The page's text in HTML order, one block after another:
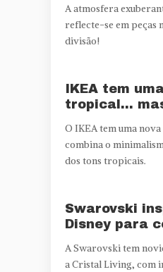
A atmosfera
reflecte-se em peças
divisão!
IKEA tem
tropical…
O IKEA tem uma
combina o
dos tons tropicais.
Swarovski
Disney para
A Swarovski tem
a Cristal Living, com